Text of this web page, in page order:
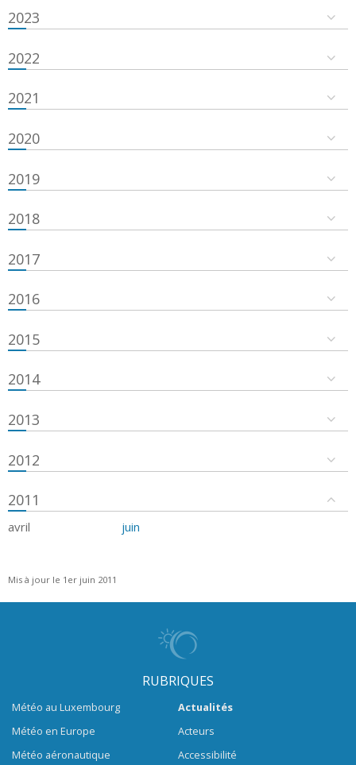
2023
2022
2021
2020
2019
2018
2017
2016
2015
2014
2013
2012
2011
avril juin
Mis à jour le 1er juin 2011
RUBRIQUES
Météo au Luxembourg
Météo en Europe
Météo aéronautique
Actualités
Acteurs
Accessibilité